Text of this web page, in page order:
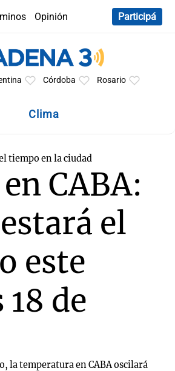
Opinión
Participá
Córdoba Rosario
Clima
tiempo en la ciudad
CABA:
el
este
de
la temperatura en CABA oscilará